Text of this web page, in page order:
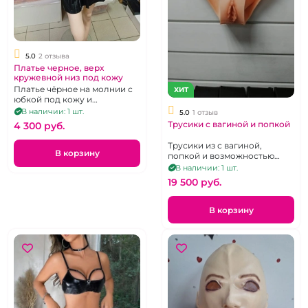
5.0 2 отзыва
Платье черное, верх
кружевной низ под кожу
Платье чёрное на молнии с
юбкой под кожу и
кружевными рукавами
В наличии: 1 шт.
4 300 pуб.
В корзину
ХИТ
5.0 1 отзыв
Трусики с вагиной и попкой
Трусики из с вагиной,
попкой и возможностью
мочеиспускания.
В наличии: 1 шт.
19 500 pуб.
В корзину